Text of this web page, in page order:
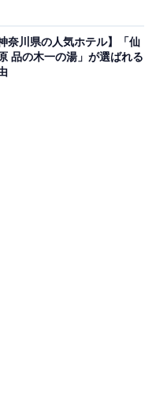
ルを見る
神奈川県の人気ホテル】「仙
品の木一の湯」が選ばれる